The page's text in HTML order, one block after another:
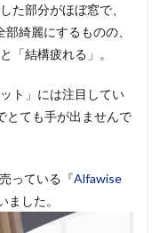
た部分がほぼ窓で、
綺麗にするものの、
「結構疲れる」。
ト」には注目してい
とても手が出ませんで
っている『Alfawise
ました。